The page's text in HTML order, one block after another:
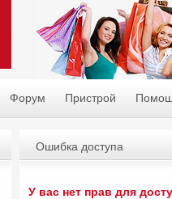
Форум Пристрой
Ошибка доступа
У вас нет прав для